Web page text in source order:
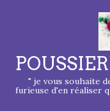
" je vous souhaite
furieuse d'en réaliser